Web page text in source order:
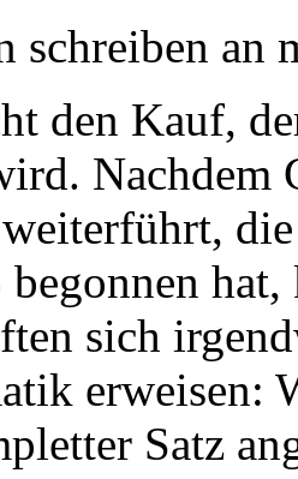
schreiben
den Kauf,
Nachdem
sich
erweisen:
Satz